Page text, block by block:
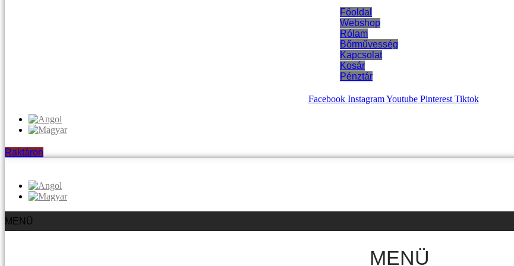
Főoldal
Webshop
Rólam
Bőrművesség
Kapcsolat
Kosár
Pénztár
Facebook Instagram Youtube Pinterest Tiktok
Raktáron
MENÜ
MENÜ